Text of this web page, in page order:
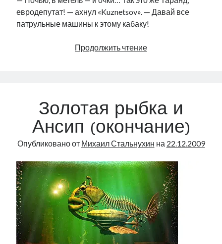
евродепутат! — ахнул «Kuznetsov». — Давай все
патрульные машины к этому кабаку!
Продолжить чтениеШироко
Золотая рыбка и
Ансип (окончание)
Опубликовано от Михаил Стальнухин на 22.12.2009